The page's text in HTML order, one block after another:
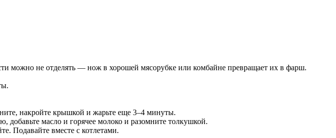
можно не отделять — нож в хорошей мясорубке или комбайне превращает их в фарш.
накройте крышкой и жарьте еще 3–4 минуты.
добавьте масло и горячее молоко и разомните толкушкой.
Подавайте вместе с котлетами.